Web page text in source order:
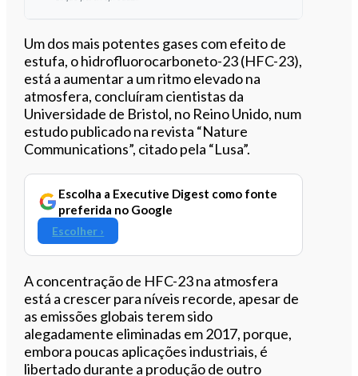
Ouvir este artigo
Um dos mais potentes gases com efeito de
estufa, o hidrofluorocarboneto-23 (HFC-23),
está a aumentar a um ritmo elevado na
atmosfera, concluíram cientistas da
Universidade de Bristol, no Reino Unido, num
estudo publicado na revista “Nature
Communications”, citado pela “Lusa”.
Escolha a Executive Digest como fonte
preferida no Google
Escolher ›
A concentração de HFC-23 na atmosfera
está a crescer para níveis recorde, apesar de
as emissões globais terem sido
alegadamente eliminadas em 2017, porque,
embora poucas aplicações industriais, é
libertado durante a produção de outro